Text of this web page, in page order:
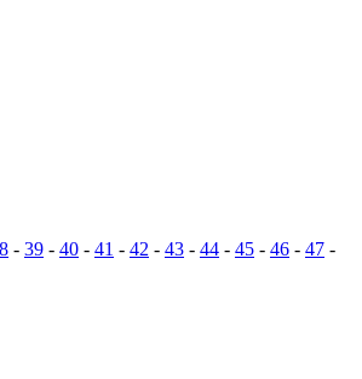
- 39 - 40 - 41 - 42 - 43 - 44 - 45 - 46 - 47 -